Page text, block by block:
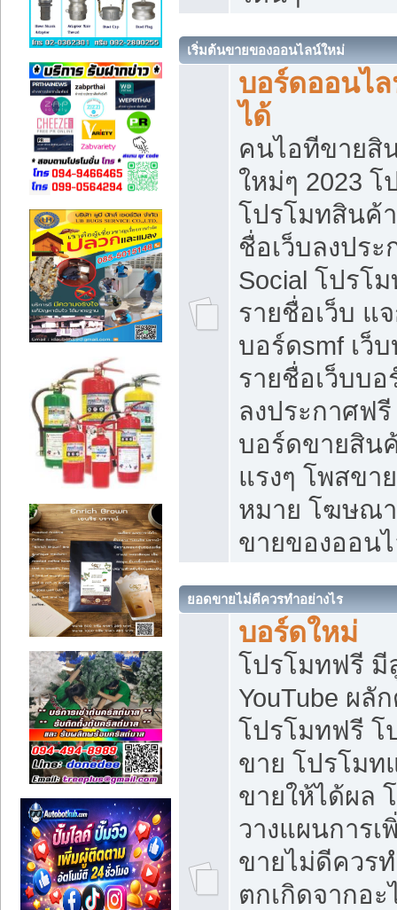
เริ่มต้นขายของออนไลน์ใหม่
บอร์ดออนไ
ได้
คนไอทีขายสิ
ใหม่ๆ 2023
โปรโมทสินค้
ชื่อเว็บลงปร
Social โปรโ
รายชื่อเว็บ แ
บอร์ดsmf เว็
รายชื่อเว็บบ
ลงประกาศฟรี
บอร์ดขายสิน
แรงๆ โพสขา
หมาย โฆษณ
ขายของออน
ยอดขายไม่ดีควรทำอย่างไร
บอร์ดใหม่
โปรโมทฟรี มี
YouTube ผลั
โปรโมทฟรี โ
ขาย โปรโมท
ขายให้ได้ผล
วางแผนการ
ขายไม่ดีควร
ตกเกิดจากอะ